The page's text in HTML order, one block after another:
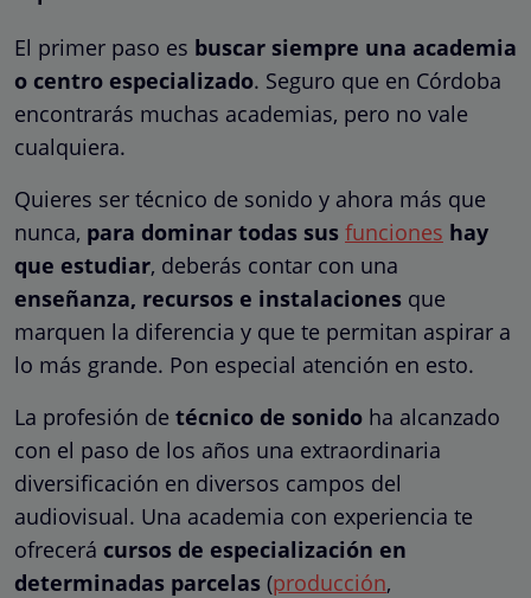
El primer paso es buscar siempre una academia
o centro especializado. Seguro que en Córdoba
encontrarás muchas academias, pero no vale
cualquiera.
Quieres ser técnico de sonido y ahora más que
nunca, para dominar todas sus funciones hay
que estudiar, deberás contar con una
enseñanza, recursos e instalaciones que
marquen la diferencia y que te permitan aspirar a
lo más grande. Pon especial atención en esto.
La profesión de técnico de sonido ha alcanzado
con el paso de los años una extraordinaria
diversificación en diversos campos del
audiovisual. Una academia con experiencia te
ofrecerá cursos de especialización en
determinadas parcelas (producción,